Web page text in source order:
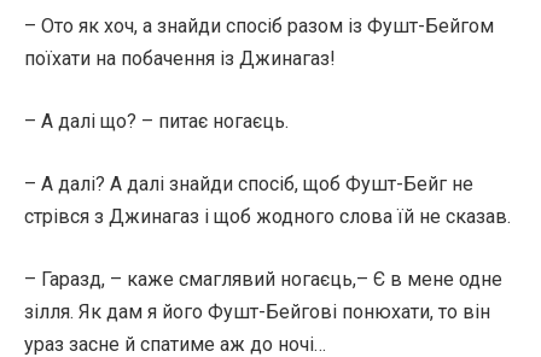
– Ото як хоч, а знайди спосіб разом із Фушт-Бейгом
поїхати на побачення із Джинагаз!
– А далі що? – питає ногаєць.
– А далі? А далі знайди спосіб, щоб Фушт-Бейг не
стрівся з Джинагаз і щоб жодного слова їй не сказав.
– Гаразд, – каже смаглявий ногаєць,– Є в мене одне
зілля. Як дам я його Фушт-Бейгові понюхати, то він
ураз засне й спатиме аж до ночі…